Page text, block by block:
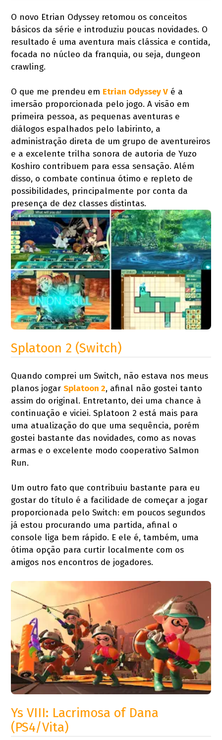
O novo Etrian Odyssey retomou os conceitos
básicos da série e introduziu poucas novidades. O
resultado é uma aventura mais clássica e contida,
focada no núcleo da franquia, ou seja, dungeon
crawling.
O que me prendeu em Etrian Odyssey V é a
imersão proporcionada pelo jogo. A visão em
primeira pessoa, as pequenas aventuras e
diálogos espalhados pelo labirinto, a
administração direta de um grupo de aventureiros
e a excelente trilha sonora de autoria de Yuzo
Koshiro contribuem para essa sensação. Além
disso, o combate continua ótimo e repleto de
possibilidades, principalmente por conta da
presença de dez classes distintas.
Splatoon 2 (Switch)
Quando comprei um Switch, não estava nos meus
planos jogarSplatoon 2, afinal não gostei tanto
assim do original. Entretanto, dei uma chance à
continuação e viciei. Splatoon 2 está mais para
uma atualização do que uma sequência, porém
gostei bastante das novidades, como as novas
armas e o excelente modo cooperativo Salmon
Run.
Um outro fato que contribuiu bastante para eu
gostar do título é a facilidade de começar a jogar
proporcionada pelo Switch: em poucos segundos
já estou procurando uma partida, afinal o
console liga bem rápido. E ele é, também, uma
ótima opção para curtir localmente com os
amigos nos encontros de jogadores.
Ys VIII: Lacrimosa of Dana
(PS4/Vita)